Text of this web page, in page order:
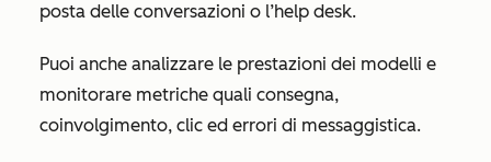
posta delle conversazioni o l’help desk.
Puoi anche analizzare le prestazioni dei modelli e
monitorare metriche quali consegna,
coinvolgimento, clic ed errori di messaggistica.